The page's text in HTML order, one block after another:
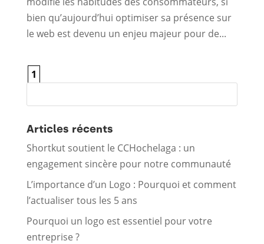
bien qu’aujourd’hui optimiser sa présence sur
le web est devenu un enjeu majeur pour de...
1
Articles récents
Shortkut soutient le CCHochelaga : un
engagement sincère pour notre communauté
L’importance d’un Logo : Pourquoi et comment
l’actualiser tous les 5 ans
Pourquoi un logo est essentiel pour votre
entreprise ?